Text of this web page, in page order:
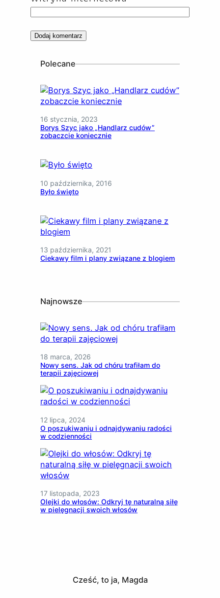
Polecane
16 stycznia, 2023
Borys Szyc jako „Handlarz cudów”
zobaczcie koniecznie
10 października, 2016
Było święto
13 października, 2021
Ciekawy film i plany związane z blogiem
Najnowsze
18 marca, 2026
Nowy sens. Jak od chóru trafiłam do
terapii zajęciowej
12 lipca, 2024
O poszukiwaniu i odnajdywaniu radości
w codzienności
17 listopada, 2023
Olejki do włosów: Odkryj tę naturalną siłę
w pielęgnacji swoich włosów
Cześć, to ja, Magda